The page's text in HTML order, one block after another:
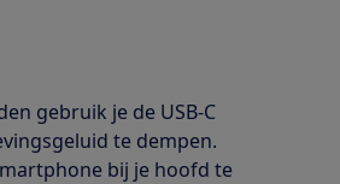
gebruik je de USB-C
te dempen.
bij je hoofd te